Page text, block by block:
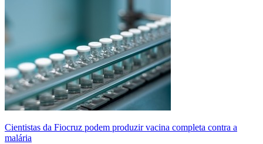
Cientistas da Fiocruz podem produzir vacina completa contra a
malária